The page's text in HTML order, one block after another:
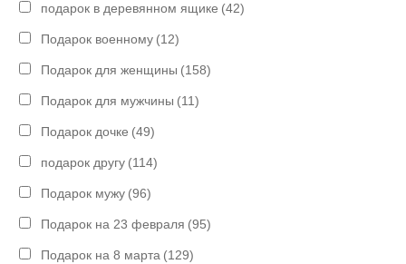
подарок в деревянном ящике (42)
Подарок военному (12)
Подарок для женщины (158)
Подарок для мужчины (11)
Подарок дочке (49)
подарок другу (114)
Подарок мужу (96)
Подарок на 23 февраля (95)
Подарок на 8 марта (129)